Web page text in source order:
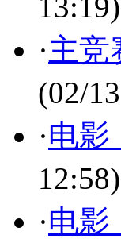
·主竞
(02/
·电影
12:58)
·电影